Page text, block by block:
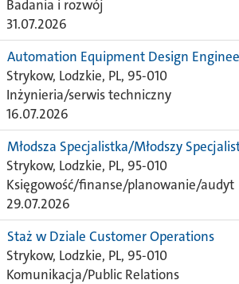
Badania i rozwój
31.07.2026
Automation Equipment Design
Strykow, Lodzkie, PL, 95-010
Inżynieria/serwis techniczny
16.07.2026
Młodsza Specjalistka/Młodszy
Strykow, Lodzkie, PL, 95-010
Księgowość/finanse/planowanie/audyt
29.07.2026
Staż w Dziale Customer Operations
Strykow, Lodzkie, PL, 95-010
Komunikacja/Public Relations